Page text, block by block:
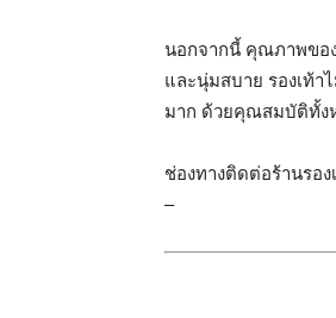
นอกจากนี้ คุณภาพขอ
และนุ่มสบาย รองเท้า
มาก ด้วยคุณสมบัติทั้ง
ช่องทางติดต่อร้านรอง
–